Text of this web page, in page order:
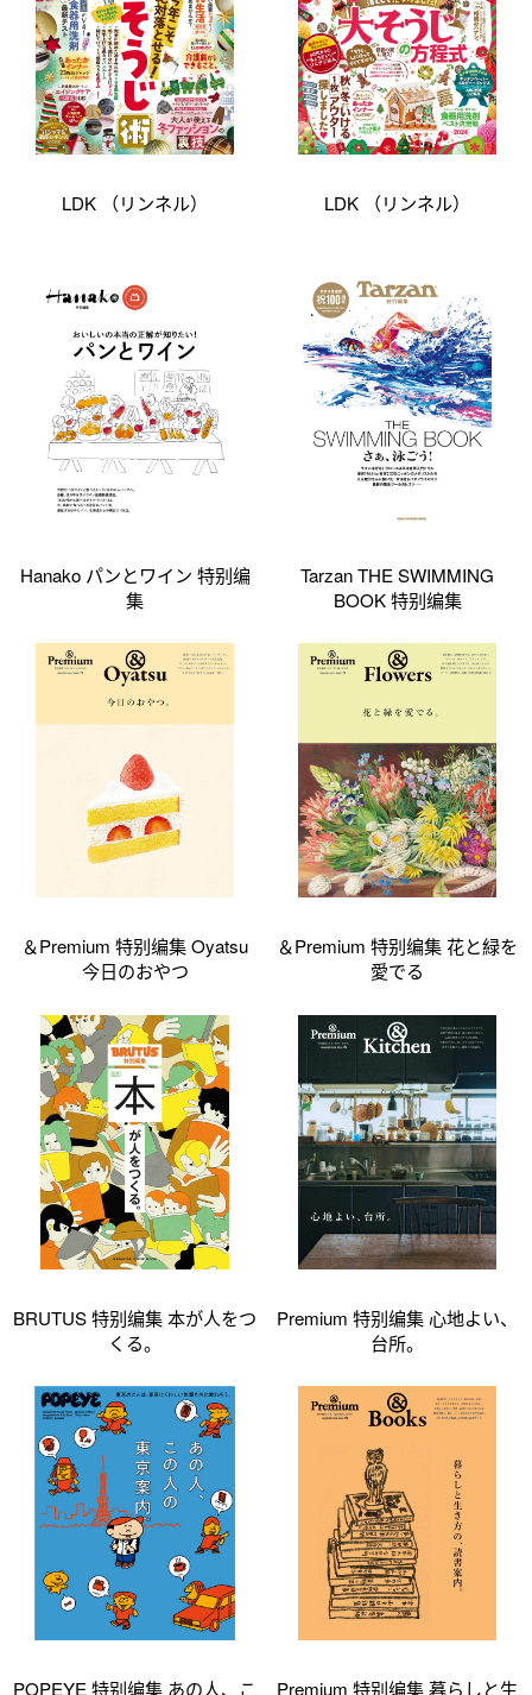
LDK （リンネル） LDK （リンネル）
Hanako パンとワイン 特别编
集
Tarzan THE SWIMMING
BOOK 特别编集
＆Premium 特别编集 Oyatsu
今日のおやつ
＆Premium 特别编集 花と緑を
愛でる
BRUTUS 特别编集 本が人をつ
くる。
Premium 特别编集 心地よい、
台所。
POPEYE 特别编集 あの人、こ
Premium 特别编集 暮らしと生